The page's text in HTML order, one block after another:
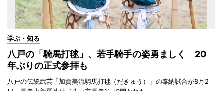
学ぶ・知る
八戸の「騎馬打毬」、若手騎手の姿勇ましく 20
年ぶりの正式参拝も
八戸の伝統武芸「加賀美流騎馬打毬（だきゅう）」の奉納試合が8月2